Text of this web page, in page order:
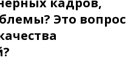
Это вопрос